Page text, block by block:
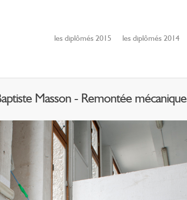
les diplômés 2015 les diplômés 2014
Masson - Remontée mécanique